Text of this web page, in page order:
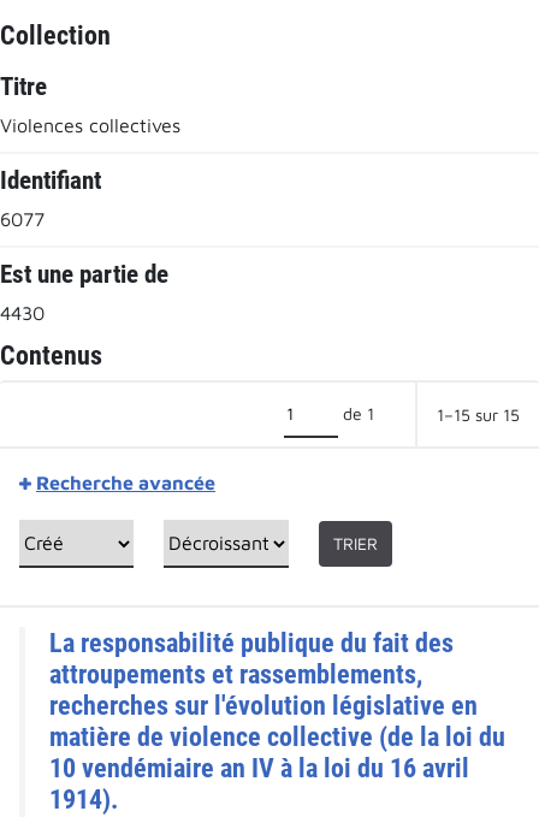
Collection
Titre
Violences collectives
Identifiant
6077
Est une partie de
4430
Contenus
de 1 1–15 sur 15
Recherche avancée
TRIER
La responsabilité publique du fait des
attroupements et rassemblements,
recherches sur l'évolution législative en
matière de violence collective (de la loi du
10 vendémiaire an IV à la loi du 16 avril
1914).